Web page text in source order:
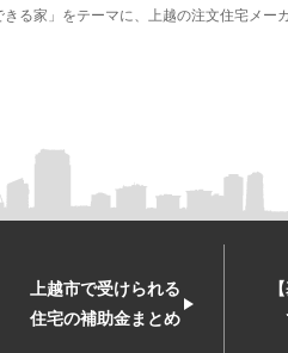
きる家」をテーマに、上越の注文住宅メー
上越市で受けられる
住宅の補助金まとめ